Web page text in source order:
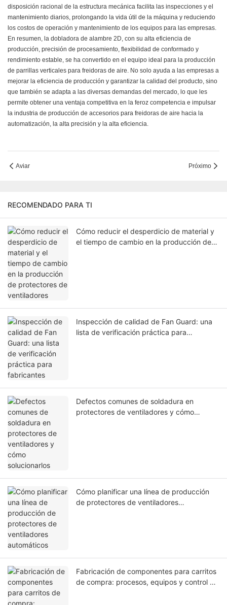
disposición racional de la estructura mecánica facilita las inspecciones y el
mantenimiento diarios, prolongando la vida útil de la máquina y reduciendo
los costos de operación y mantenimiento de los equipos para las empresas.
En resumen, la dobladora de alambre 2D, con su alta eficiencia de
producción, precisión de procesamiento, flexibilidad de conformado y
rendimiento estable, se ha convertido en el equipo ideal para la producción
de parrillas verticales para freidoras de aire. No solo ayuda a las empresas a
mejorar la eficiencia de producción y garantizar la calidad del producto, sino
que también se adapta a las diversas demandas del mercado, lo que les
permite obtener una ventaja competitiva en la feroz competencia e impulsar
la industria de producción de accesorios para freidoras de aire hacia la
automatización, la alta precisión y la alta eficiencia.
Aviar Próximo
RECOMENDADO PARA TI
Cómo reducir el desperdicio de material y
el tiempo de cambio en la producción de
Inspección de calidad de Fan Guard: una
lista de verificación práctica para
Defectos comunes de soldadura en
protectores de ventiladores y cómo
Cómo planificar una línea de producción
de protectores de ventiladores
Fabricación de componentes para carritos
de compra: procesos, equipos y control de